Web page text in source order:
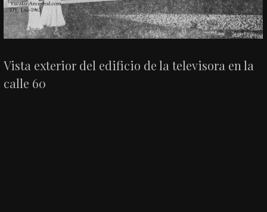
Vista exterior del edificio de la televisora en la
calle 60